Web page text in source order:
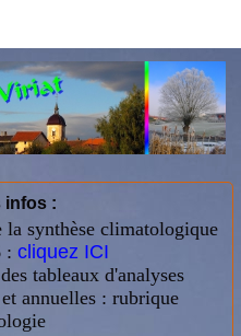
infos :
synthèse climatologique
: cliquez ICI
tableaux d'analyses
annuelles : rubrique